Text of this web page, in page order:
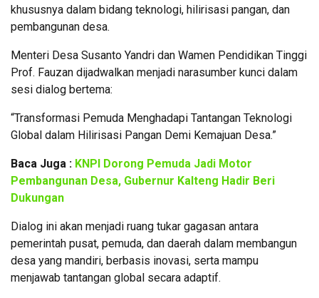
khususnya dalam bidang teknologi, hilirisasi pangan, dan
pembangunan desa.
Menteri Desa Susanto Yandri dan Wamen Pendidikan Tinggi
Prof. Fauzan dijadwalkan menjadi narasumber kunci dalam
sesi dialog bertema:
“Transformasi Pemuda Menghadapi Tantangan Teknologi
Global dalam Hilirisasi Pangan Demi Kemajuan Desa.”
Baca Juga : KNPI Dorong Pemuda Jadi Motor
Pembangunan Desa, Gubernur Kalteng Hadir Beri
Dukungan
Dialog ini akan menjadi ruang tukar gagasan antara
pemerintah pusat, pemuda, dan daerah dalam membangun
desa yang mandiri, berbasis inovasi, serta mampu
menjawab tantangan global secara adaptif.